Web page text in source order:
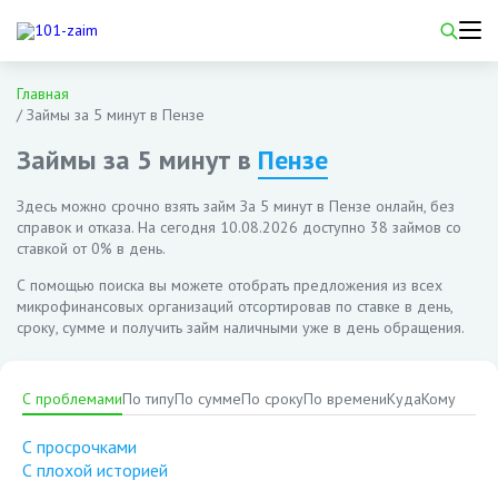
Главная
/Займы за 5 минут в Пензе
Займы за 5 минут в Пензе
Здесь можно срочно взять займ За 5 минут в Пензе онлайн, без
справок и отказа. На сегодня 10.08.2026 доступно 38 займов со
ставкой от 0% в день.
С помощью поиска вы можете отобрать предложения из всех
микрофинансовых организаций отсортировав по ставке в день,
сроку, сумме и получить займ наличными уже в день обращения.
С проблемамиПо типуПо суммеПо срокуПо времениКудаКому
С просрочками
С плохой историей